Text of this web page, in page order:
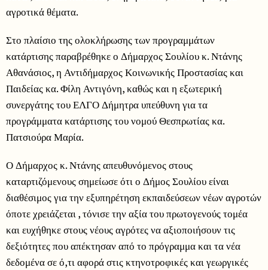
αγροτικά θέματα.
Στο πλαίσιο της ολοκλήρωσης των προγραμμάτων
κατάρτισης παραβρέθηκε ο Δήμαρχος Σουλίου κ. Ντάνης
Αθανάσιος, η Αντιδήμαρχος Κοινωνικής Προστασίας και
Παιδείας κα. Φίλη Αντιγόνη, καθώς και η εξωτερική
συνεργάτης του ΕΛΓΟ Δήμητρα υπεύθυνη για τα
προγράμματα κατάρτισης του νομού Θεσπρωτίας κα.
Πατσιούρα Μαρία.
Ο Δήμαρχος κ. Ντάνης απευθυνόμενος στους
καταρτιζόμενους σημείωσε ότι ο Δήμος Σουλίου είναι
διαθέσιμος για την εξυπηρέτηση εκπαιδεύσεων νέων αγροτών
όποτε χρειάζεται , τόνισε την αξία του πρωτογενούς τομέα
και ευχήθηκε στους νέους αγρότες να αξιοποιήσουν τις
δεξιότητες που απέκτησαν από το πρόγραμμα και τα νέα
δεδομένα σε ό,τι αφορά στις κτηνοτροφικές και γεωργικές